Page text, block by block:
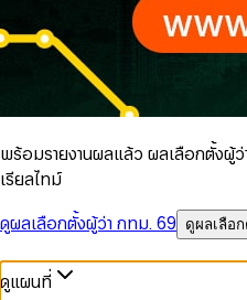
พร้อมรายงานผลแล้ว ผลเลือกตั้งผู้
เรียลไทม์
ดูผลเลือกตั้งผู้ว่า กทม. 69
ดูผลเลือ
ดูแผนที่